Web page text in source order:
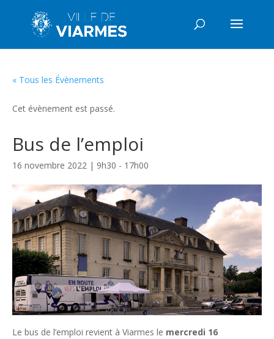
« Tous les Évènements
Cet évènement est passé.
Bus de l’emploi
16 novembre 2022 | 9h30 - 17h00
Le bus de l’emploi revient à Viarmes le mercredi 16